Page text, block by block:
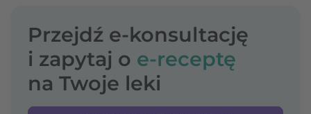
Przejdź e-konsultację
i zapytaj o e-receptę
na Twoje leki